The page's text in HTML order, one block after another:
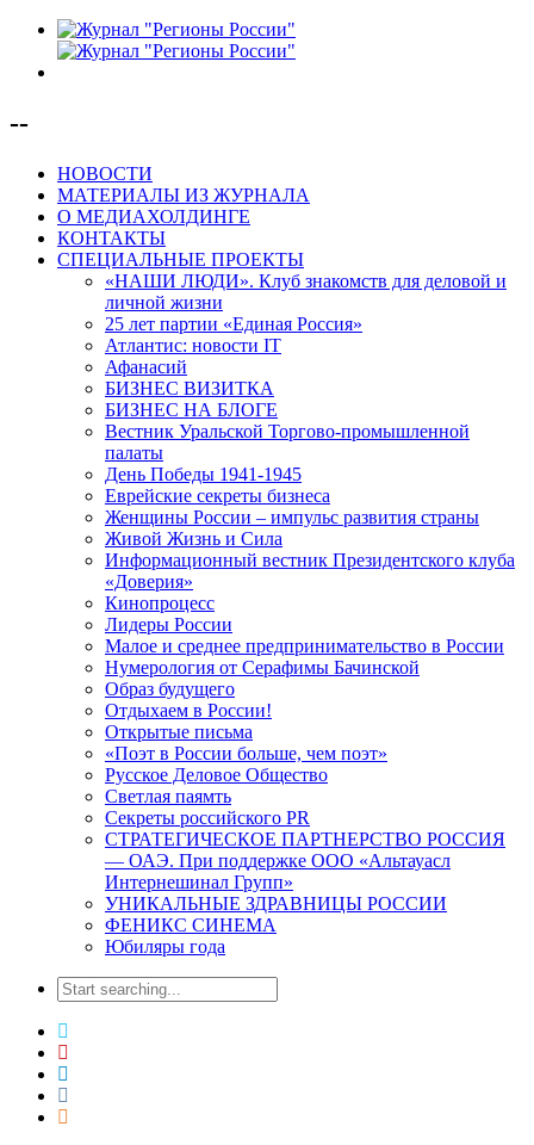
--
НОВОСТИ
МАТЕРИАЛЫ ИЗ ЖУРНАЛА
О МЕДИАХОЛДИНГЕ
КОНТАКТЫ
СПЕЦИАЛЬНЫЕ ПРОЕКТЫ
«НАШИ ЛЮДИ». Клуб знакомств для деловой и
личной жизни
25 лет партии «Единая Россия»
Атлантис: новости IT
Афанасий
БИЗНЕС ВИЗИТКА
БИЗНЕС НА БЛОГЕ
Вестник Уральской Торгово-промышленной
палаты
День Победы 1941-1945
Еврейские секреты бизнеса
Женщины России – импульс развития страны
Живой Жизнь и Сила
Информационный вестник Президентского клуба
«Доверия»
Кинопроцесс
Лидеры России
Малое и среднее предпринимательство в России
Нумерология от Серафимы Бачинской
Образ будущего
Отдыхаем в России!
Открытые письма
«Поэт в России больше, чем поэт»
Русское Деловое Общество
Светлая паямть
Секреты российского PR
СТРАТЕГИЧЕСКОЕ ПАРТНЕРСТВО РОССИЯ
— ОАЭ. При поддержке ООО «Альтауасл
Интернешинал Групп»
УНИКАЛЬНЫЕ ЗДРАВНИЦЫ РОССИИ
ФЕНИКС СИНЕМА
Юбиляры года